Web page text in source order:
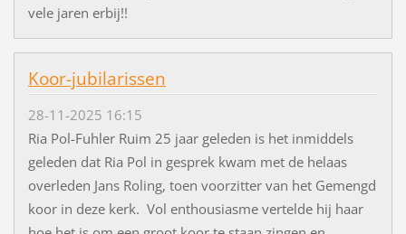
vele jaren erbij!!
Koor-jubilarissen
28-11-2025 16:15
Ria Pol-Fuhler Ruim 25 jaar geleden is het inmiddels
geleden dat Ria Pol in gesprek kwam met de helaas
overleden Jans Roling, toen voorzitter van het Gemengd
koor in deze kerk. Vol enthousiasme vertelde hij haar